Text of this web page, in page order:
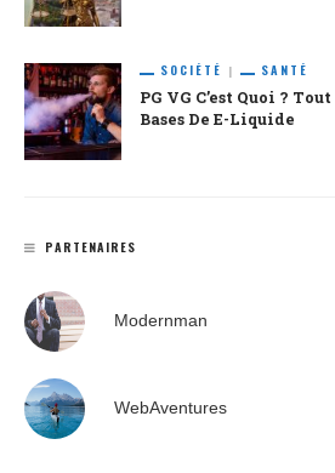
SOCIÉTÉ SANTÉ
PG VG C’est Quoi ?
Bases De E-Liquide
PARTENAIRES
Modernman
WebAventures